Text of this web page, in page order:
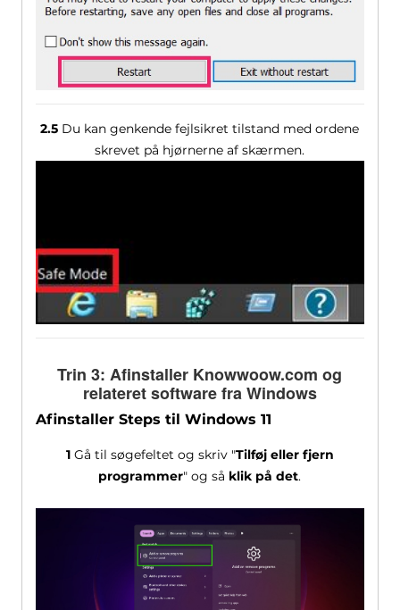
2.5 Du kan genkende fejlsikret tilstand med ordene
skrevet på hjørnerne af skærmen.
Trin 3: Afinstaller Knowwoow.com og
relateret software fra Windows
Afinstaller Steps til Windows 11
1Gå til søgefeltet og skriv "Tilføj eller fjern
programmer" og så klik på det.